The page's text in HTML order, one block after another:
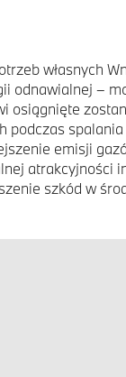
własnych
odnawialnej –
emisji
atrakcyjności
szkód w